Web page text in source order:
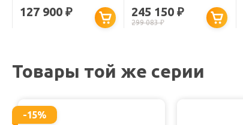
127 900₽ 245 150₽
299 083₽
Товары той же серии
-15%